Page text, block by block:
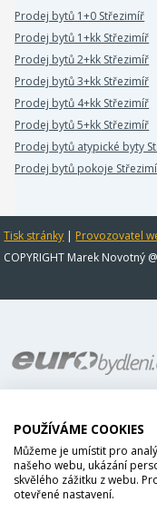
Prodej bytů 1+0 Střezimíř
Prodej bytů 1+kk Střezimíř
Prodej bytů 2+kk Střezimíř
Prodej bytů 3+kk Střezimíř
Prodej bytů 4+kk Střezimíř
Prodej bytů 5+kk Střezimíř
Prodej bytů atypické byty
Prodej bytů pokoje
Tisk stránky | Provozovatel
COPYRIGHT Marek Novotný
POUŽÍVÁME COOKIES
Můžeme je umístit pro
našeho webu, ukázání
skvělého zážitku z webu.
otevřené nastavení.